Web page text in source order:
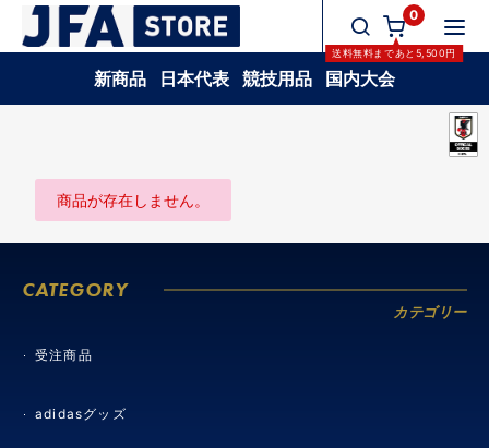
0
送料無料まであと 5,500円
新商品 日本代表 競技用品 国内大会
商品が存在しません。
CATEGORY
カテゴリー
受注商品
adidasグッズ